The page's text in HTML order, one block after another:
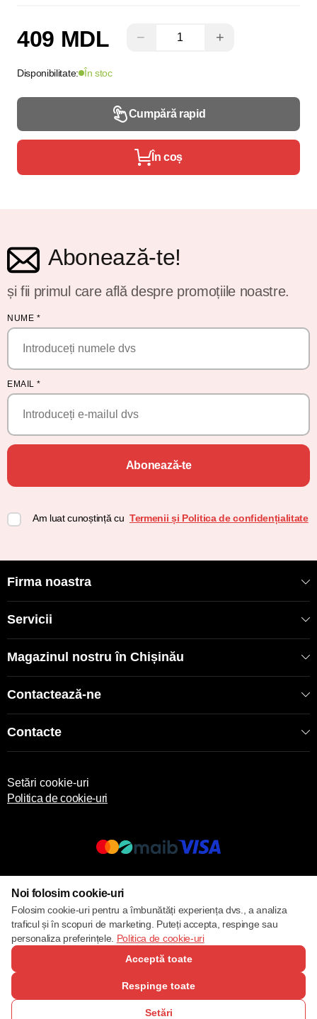
409 MDL − +
Disponibilitate: În stoc
Cumpără rapid
În coș
Abonează-te!
și fii primul care află despre promoțiile noastre.
NUME *
EMAIL *
Abonează-te
Am luat cunoștință cu Termenii și Politica de confidențialitate
Firma noastra
Servicii
Magazinul nostru în Chișinău
Contactează-ne
Contacte
Setări cookie-uri
Politica de cookie-uri
Noi folosim cookie-uri
Folosim cookie-uri pentru a îmbunătăți experiența dvs., a analiza
traficul și în scopuri de marketing. Puteți accepta, respinge sau
personaliza preferințele. Politica de cookie-uri
Acceptă toate
Respinge toate
Setări